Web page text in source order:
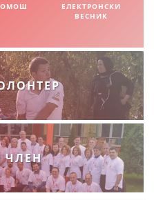
НА АМБЛЕМОТ
ПРИ КАТАСТРОФИ
ОХРИД
ПРИ КАТАСТРОФИ
ЈАВНОСТ
ЈАВНО МИСЛЕЊЕ
ЕЛЕКТРОНСКИ
ВЕСНИК
ЧЛЕН